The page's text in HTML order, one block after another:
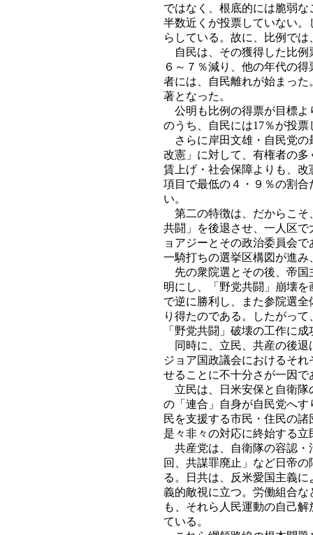
ではなく、根底的には脆弱
半数近くが投票していない
らしている。故に、比例で
自民は、その獲得した比例
６～７％減り、他の年代の
者には、自民離れが始まっ
著となった。
公明も比例の得票が目標よ
のうち、自民には17％が投
さらに岸田文雄・自民党の
改憲」に対して、有権者の
賃上げ・社会保障よりも、
項目で最低の４・９％の割
い。
第二の特徴は、だからこそ
共闘」を後退させ、一人区
ョアジーとその政治委員会
一騎打ちの選挙区構図が進
先の衆院選とその後、帝国
明にし、「野党共闘」崩壊
で逆に勝利し、また参院選
り得たのである。したがっ
「野党共闘」破壊の工作に
同時に、立民、共産の後退
ジョア国政議会におけるそ
せることに不十分さが一因で
立民は、日米安保と自衛隊
の「連合」自身が自民党へ
民を支援する市民・住民の
是々非々の対応に終始する
共産党は、自衛隊の容認・
回、共謀罪廃止」など日帝
る。日共は、反米愛国主義
義的敵視に立つ。労働組合
も、それら人民運動の自己
ている。